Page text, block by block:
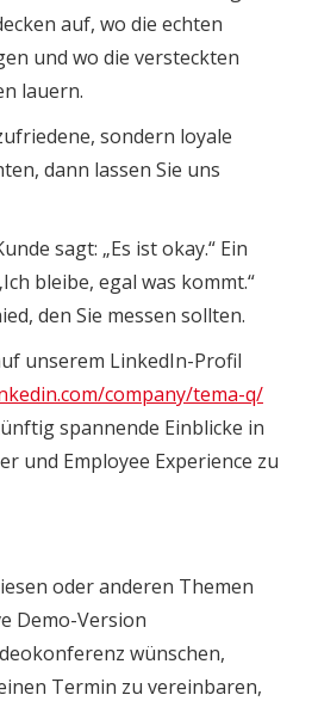
auf, wo die echten
und wo die versteckten
lauern.
sondern loyale
dann lassen Sie uns
sagt: „Es ist okay.“ Ein
bleibe, egal was kommt.“
den Sie messen sollten.
unserem LinkedIn-Profil
company/tema-q/
spannende Einblicke in
und Employee Experience zu
oder anderen Themen
Demo-Version
wünschen,
Termin zu vereinbaren,